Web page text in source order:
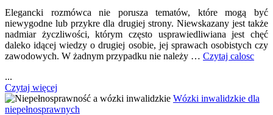
Elegancki rozmówca nie porusza tematów, które mogą być
niewygodne lub przykre dla drugiej strony. Niewskazany jest także
nadmiar życzliwości, którym często usprawiedliwiana jest chęć
daleko idącej wiedzy o drugiej osobie, jej sprawach osobistych czy
zawodowych. W żadnym przypadku nie należy … Czytaj calosc
...
Czytaj więcej
Wózki inwalidzkie dla
niepełnosprawnych